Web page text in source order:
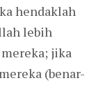
hendaklah
lebih
jika
(benar-